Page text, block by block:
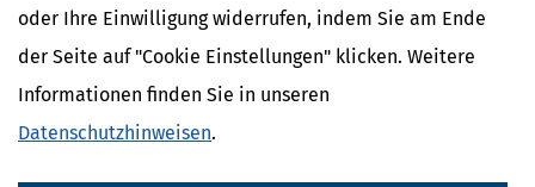
oder Ihre Einwilligung widerrufen, indem Sie am Ende
der Seite auf "Cookie Einstellungen" klicken. Weitere
Informationen finden Sie in unseren
Datenschutzhinweisen.
Steuertipps
Geldtipps
Ja, ich möchte die kostenlosen Newsletter
Datenschutzhinweisehabe ich gelesen.
Meine Einwilligung kann ich jederzeit durch